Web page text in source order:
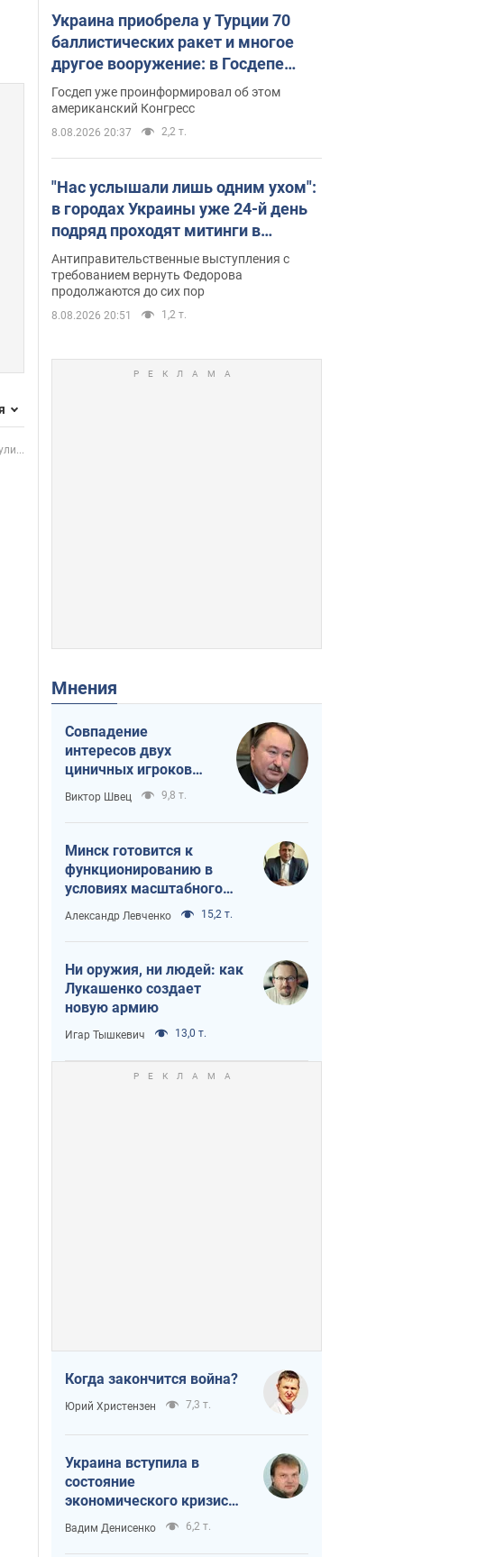
Украина приобрела у Турции 70
баллистических ракет и многое
другое вооружение: в Госдепе
США обнародовали список
Госдеп уже проинформировал об этом
американский Конгресс
8.08.2026 20:37 2,2 т.
"Нас услышали лишь одним ухом":
в городах Украины уже 24-й день
подряд проходят митинги в
поддержку Федорова. Фото и
видео
Антиправительственные выступления с
требованием вернуть Федорова
продолжаются до сих пор
8.08.2026 20:51 1,2 т.
Мнения
Совпадение
интересов двух
циничных игроков
или тайный план
Трампа и Путина?
Виктор Швец 9,8 т.
Минск готовится к
функционированию в
условиях масштабного
военного кризиса
Александр Левченко 15,2 т.
Ни оружия, ни людей: как
Лукашенко создает
новую армию
Игар Тышкевич 13,0 т.
Когда закончится война?
Юрий Христензен 7,3 т.
Украина вступила в
состояние
экономического кризиса.
Есть ли свет в конце
туннеля?
Вадим Денисенко 6,2 т.